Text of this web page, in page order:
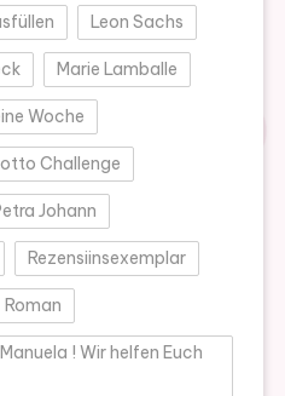
Leon Sachs
Marie Lamballe
Woche
Challenge
Johann
Rezensiinsexemplar
Roman
! Wir helfen Euch